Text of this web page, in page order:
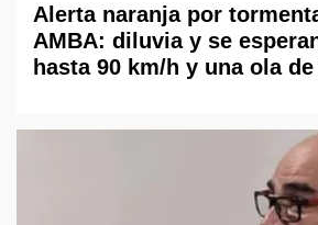
Alerta naranja por
AMBA: diluvia y se
hasta 90 km/h y una ola